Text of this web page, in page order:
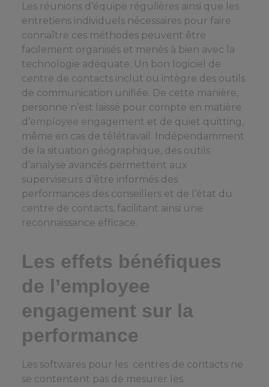
Les réunions d’équipe régulières ainsi que les
entretiens individuels nécessaires pour faire
connaître ces méthodes peuvent être
facilement organisés et menés à bien avec la
technologie adéquate. Un bon logiciel de
centre de contacts inclut ou intègre des outils
de communication unifiée. De cette manière,
personne n’est laissé pour compte en matière
d’employee engagement et de quiet quitting,
même en cas de télétravail. Indépendamment
de la situation géographique, des outils
d’analyse avancés permettent aux
superviseurs d’être informés des
performances des conseillers et de l’état du
centre de contacts, facilitant ainsi une
reconnaissance efficace.
Les effets bénéfiques
de l’employee
engagement sur la
performance
Les softwares pour les centres de contacts ne
se contentent pas de mesurer les